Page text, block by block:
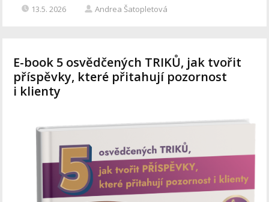
13.5. 2026 Andrea Šatopletová
E-book 5 osvědčených TRIKŮ, jak tvořit
příspěvky, které přitahují pozornost
i klienty